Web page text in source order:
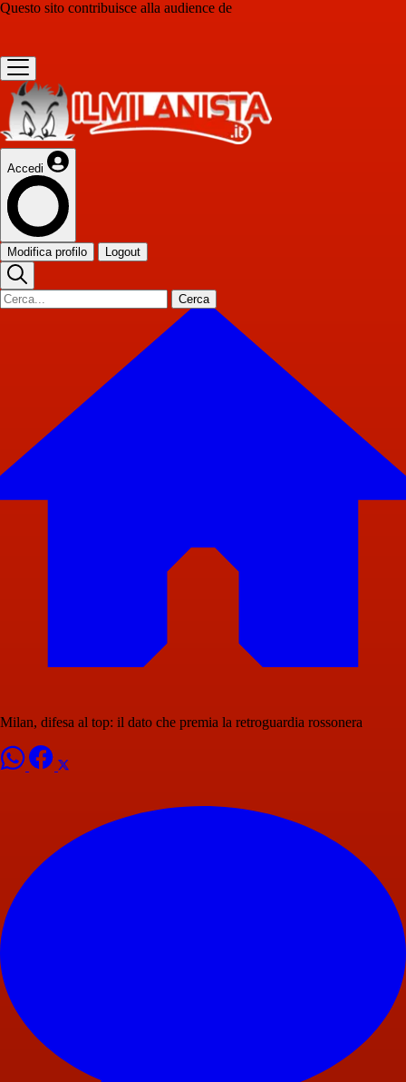
Questo sito contribuisce alla audience de
Accedi
Modifica profilo Logout
Cerca
Milan, difesa al top: il dato che premia la retroguardia rossonera